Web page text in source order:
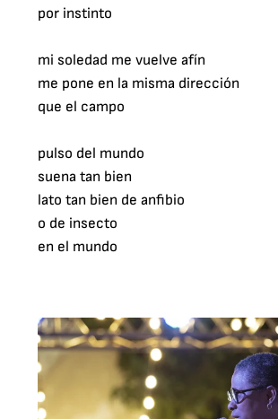
por instinto
mi soledad me vuelve afín
me pone en la misma dirección
que el campo
pulso del mundo
suena tan bien
lato tan bien de anfibio
o de insecto
en el mundo